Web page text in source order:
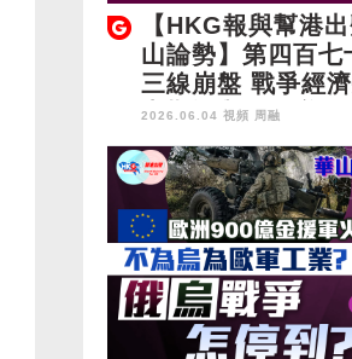
【HKG報與幫港
山論勢】第四百
三線崩盤 戰爭經
中期選舉如何逆轉
2026.06.04 視頻 周融